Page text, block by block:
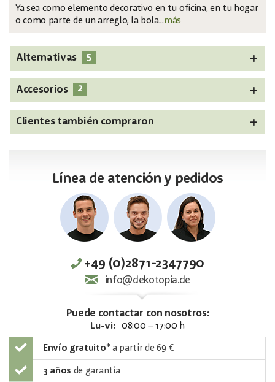
Ya sea como elemento decorativo en tu oficina, en tu hogar
o como parte de un arreglo, la bola...más
Alternativas 5
Accesorios 2
Clientes también compraron
Línea de atención y pedidos
+49 (0)2871-2347790
info@dekotopia.de
Puede contactar con nosotros:
Lu-vi: 08:00 – 17:00 h
Envío gratuito* a partir de 69 €
3 años de garantía